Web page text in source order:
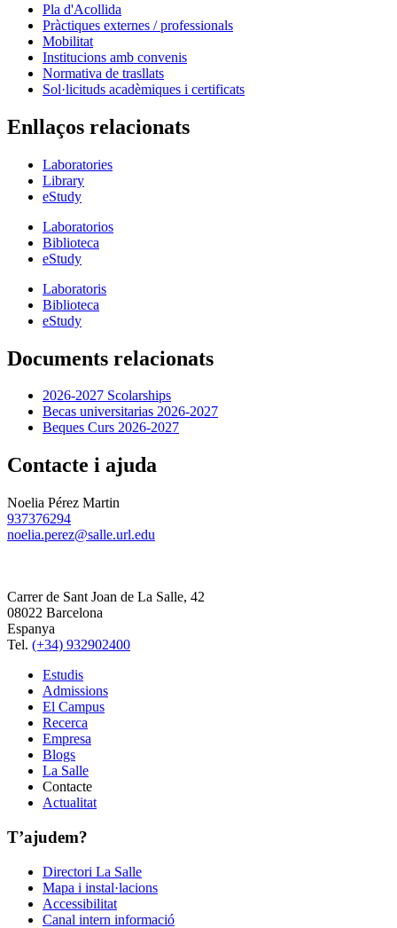
Pla d'Acollida
Pràctiques externes / professionals
Mobilitat
Institucions amb convenis
Normativa de trasllats
Sol·licituds acadèmiques i certificats
Enllaços relacionats
Laboratories
Library
eStudy
Laboratorios
Biblioteca
eStudy
Laboratoris
Biblioteca
eStudy
Documents relacionats
2026-2027 Scolarships
Becas universitarias 2026-2027
Beques Curs 2026-2027
Contacte i ajuda
Noelia Pérez Martin
937376294
noelia.perez@salle.url.edu
Carrer de Sant Joan de La Salle, 42
08022 Barcelona
Espanya
Tel. (+34) 932902400
Estudis
Admissions
El Campus
Recerca
Empresa
Blogs
La Salle
Contacte
Actualitat
T’ajudem?
Directori La Salle
Mapa i instal·lacions
Accessibilitat
Canal intern informació